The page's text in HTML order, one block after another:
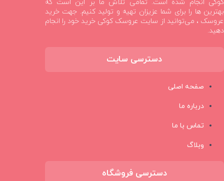
کوکی انجام شده است. تمامی تلاش ما بر این است که
بهترین ها را برای شما عزیزان تهیه و تولید کنیم. جهت خرید
عروسک ، می‌توانید از سایت عروسک کوکی خرید خود را انجام
دهید.
دسترسی سایت
صفحه اصلی
درباره ما
تماس با ما
وبلاگ
دسترسی فروشگاه